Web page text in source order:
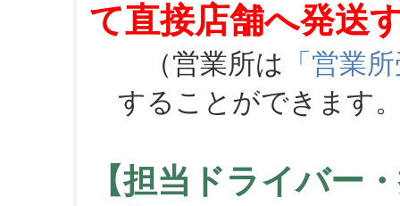
て直接店舗へ発送
（営業所は 「営業
することができます
【担当ドライバー